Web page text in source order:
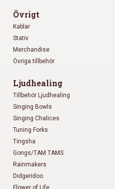
Övrigt
Kablar
Stativ
Merchandise
Övriga tillbehör
Ljudhealing
Tillbehör Ljudhealing
Singing Bowls
Singing Chalices
Tuning Forks
Tingsha
Gongs/TAM TAMS
Rainmakers
Didgeridoo
Flower of Life